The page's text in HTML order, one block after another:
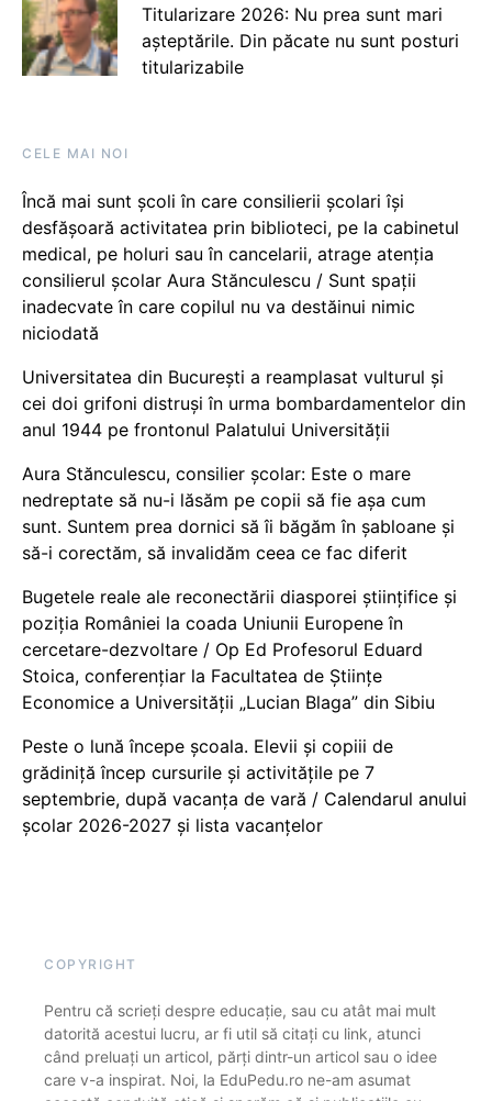
Titularizare 2026: Nu prea sunt mari
așteptările. Din păcate nu sunt posturi
titularizabile
CELE MAI NOI
Încă mai sunt școli în care consilierii școlari își
desfășoară activitatea prin biblioteci, pe la cabinetul
medical, pe holuri sau în cancelarii, atrage atenția
consilierul școlar Aura Stănculescu / Sunt spații
inadecvate în care copilul nu va destăinui nimic
niciodată
Universitatea din București a reamplasat vulturul și
cei doi grifoni distruși în urma bombardamentelor din
anul 1944 pe frontonul Palatului Universității
Aura Stănculescu, consilier școlar: Este o mare
nedreptate să nu-i lăsăm pe copii să fie așa cum
sunt. Suntem prea dornici să îi băgăm în șabloane și
să-i corectăm, să invalidăm ceea ce fac diferit
Bugetele reale ale reconectării diasporei științifice și
poziția României la coada Uniunii Europene în
cercetare-dezvoltare / Op Ed Profesorul Eduard
Stoica, conferențiar la Facultatea de Științe
Economice a Universității „Lucian Blaga” din Sibiu
Peste o lună începe școala. Elevii și copiii de
grădiniță încep cursurile și activitățile pe 7
septembrie, după vacanța de vară / Calendarul anului
școlar 2026-2027 și lista vacanțelor
COPYRIGHT
Pentru că scrieți despre educație, sau cu atât mai mult
datorită acestui lucru, ar fi util să citați cu link, atunci
când preluați un articol, părți dintr-un articol sau o idee
care v-a inspirat. Noi, la EduPedu.ro ne-am asumat